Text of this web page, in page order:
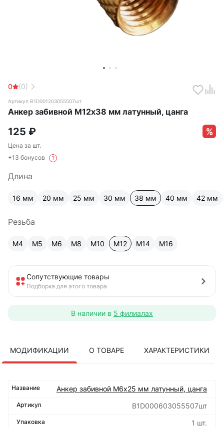
0 (0)
Артикул B1D001203055507шт
Анкер забивной М12х38 мм латунный, цанга
125 ₽
Цена за шт.
+13 бонусов
?
Длина
16 мм 20 мм 25 мм 30 мм 38 мм 40 мм 42 мм
Резьба
М4 М5 М6 М8 М10 М12 М14 М16
Сопутствующие товары
Подборка для этого товара
В наличии в 5 филиалах
МОДИФИКАЦИИ О ТОВАРЕ ХАРАКТЕРИСТИКИ
Анкер забивной М6х25 мм латунный, цанга
B1D000603055507шт
1 шт.